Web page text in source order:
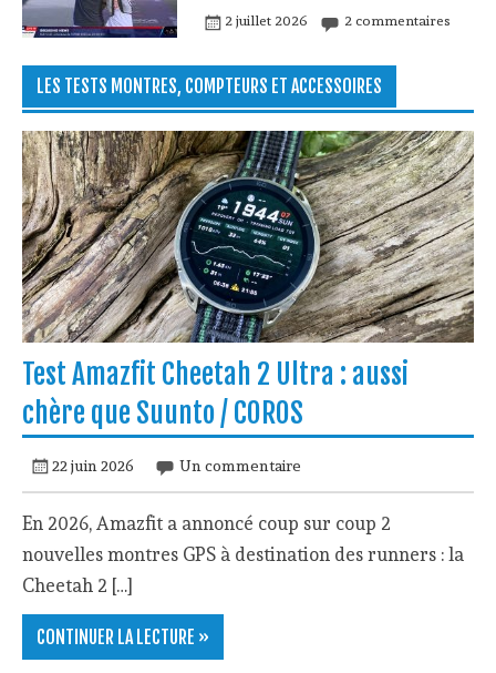
2 juillet 2026 2 commentaires
LES TESTS MONTRES, COMPTEURS ET ACCESSOIRES
Test Amazfit Cheetah 2 Ultra : aussi
chère que Suunto / COROS
22 juin 2026 Un commentaire
En 2026, Amazfit a annoncé coup sur coup 2
nouvelles montres GPS à destination des runners : la
Cheetah 2 […]
CONTINUER LA LECTURE »